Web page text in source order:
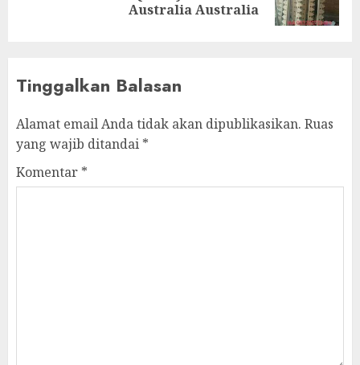
Australia Australia
Tinggalkan Balasan
Alamat email Anda tidak akan dipublikasikan. Ruas
yang wajib ditandai *
Komentar *